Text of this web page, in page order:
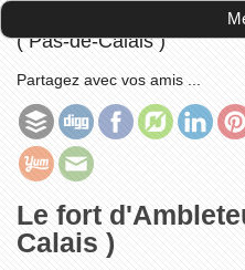
découvrir la
( Pas-de-Calais )
Partagez avec vos amis ...
Le fort
Calais )